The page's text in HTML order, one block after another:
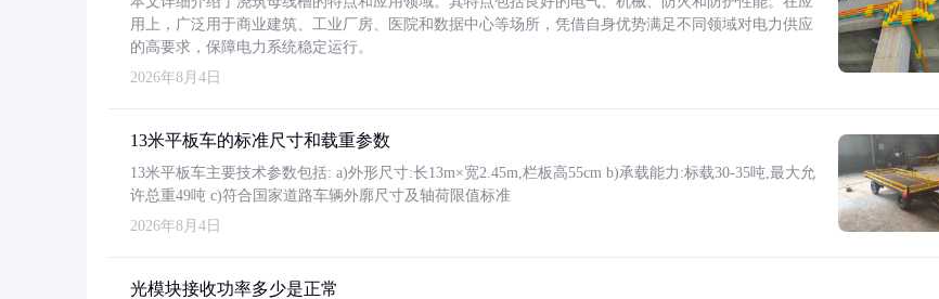
用上，广泛用于商业建筑、工业厂房、医院和数据中心等场所，凭借自身优势满足不同领域对电力供应
的高要求，保障电力系统稳定运行。
2026年8月4日
13米平板车的标准尺寸和载重参数
13米平板车主要技术参数包括: a)外形尺寸:长13m×宽2.45m,栏板高55cm b)承载能力:标载30-35吨,最大允
许总重49吨 c)符合国家道路车辆外廓尺寸及轴荷限值标准
2026年8月4日
光模块接收功率多少是正常